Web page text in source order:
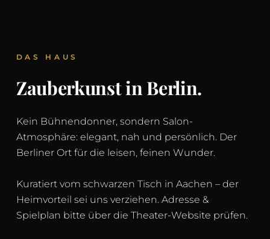
DAS HAUS
Zauberkunst in Berlin.
Kein Bühnendonner, sondern Salon-
Atmosphäre: elegant, nah und persönlich. Der
Berliner Ort für die leisen, feinen Wunder.
Kuratiert vom schwarzen Tisch in Aachen – der
Heimvorteil sei uns verziehen. Adresse &
Spielplan bitte über die Theater-Website prüfen.